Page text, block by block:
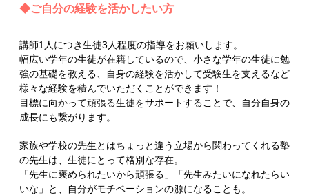
◆ご自分の経験を活かしたい方
講師1人につき生徒3人程度の指導をお願いします。
幅広い学年の生徒が在籍しているので、小さな学年の生徒に勉
強の基礎を教える、自身の経験を活かして受験生を支えるなど
様々な経験を積んでいただくことができます！
目標に向かって頑張る生徒をサポートすることで、自分自身の
成長にも繋がります。
家族や学校の先生とはちょっと違う立場から関わってくれる塾
の先生は、生徒にとって格別な存在。
「先生に褒められたいから頑張る」「先生みたいになれたらい
いな」と、自分がモチベーションの源になることも。